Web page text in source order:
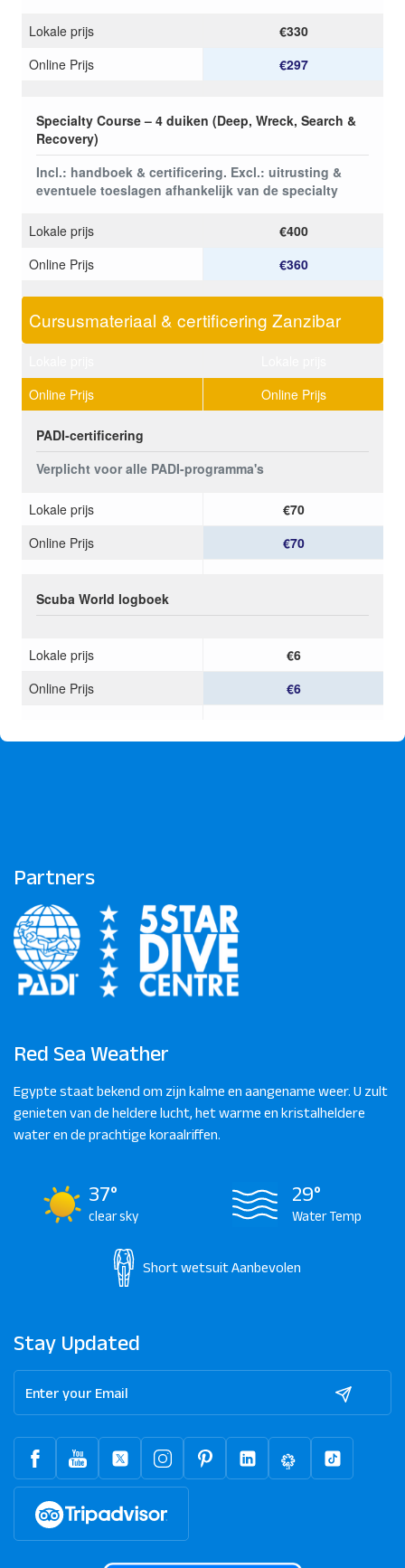
Lokale prijs
€330
Online Prijs
€297
Specialty Course – 4 duiken (Deep, Wreck, Search &
Recovery)
Incl.: handboek & certificering. Excl.: uitrusting &
eventuele toeslagen afhankelijk van de specialty
Lokale prijs
€400
Online Prijs
€360
Cursusmateriaal & certificering Zanzibar
Online Prijs
Online Prijs
PADI-certificering
Verplicht voor alle PADI-programma's
Lokale prijs
€70
Online Prijs
€70
Scuba World logboek
Lokale prijs
€6
Online Prijs
€6
Partners
Red Sea Weather
Egypte staat bekend om zijn kalme en aangename weer. U zult
genieten van de heldere lucht, het warme en kristalheldere
water en de prachtige koraalriffen.
37°
clear sky
29°
Water Temp
Short wetsuit Aanbevolen
Stay Updated